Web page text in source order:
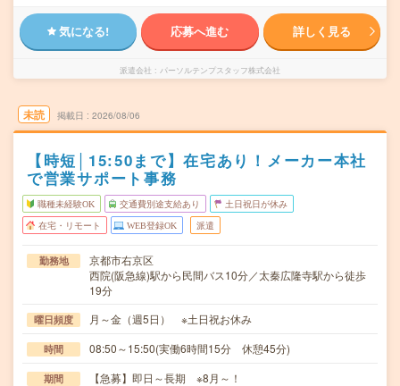
気になる! 応募へ進む 詳しく見る
派遣会社 パーソルテンプスタッフ株式会社
未読 掲載日 2026/08/06
【時短│15:50まで】在宅あり！メーカー本社
で営業サポート事務
職種未経験OK 交通費別途支給あり 土日祝日が休み
在宅・リモート WEB登録OK 派遣
勤務地
京都市右京区
西院(阪急線)駅から民間バス10分／太秦広隆寺駅から徒歩
19分
曜日頻度 月～金（週5日） ※土日祝お休み
時間 08:50～15:50(実働6時間15分 休憩45分)
期間 【急募】即日～長期 ※8月～！